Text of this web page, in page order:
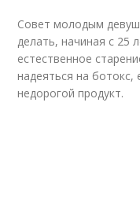
Совет молодым
делать, начиная с 25
естественное
надеяться на ботокс,
недорогой продукт.